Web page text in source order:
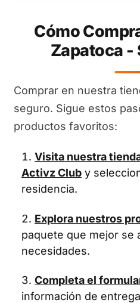
Cómo
Zapatoca -
Comprar en nuestra
seguro. Sigue estos
productos favoritos:
Visita nuestra
Activz Club y
residencia.
Explora nuestros
paquete que mejor se
necesidades.
Completa el
información de